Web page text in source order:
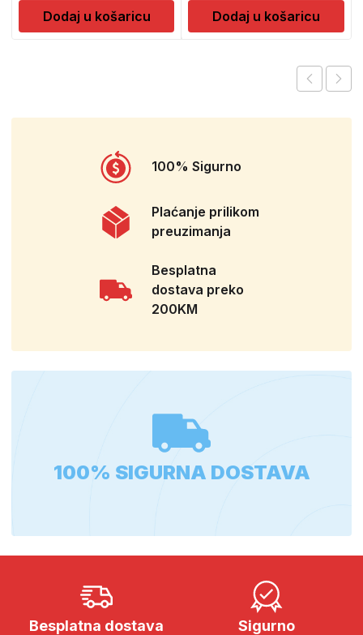
Dodaj u košaricu Dodaj u košaricu
100% Sigurno
Plaćanje prilikom
preuzimanja
Besplatna
dostava preko
200KM
100% SIGURNA DOSTAVA
Besplatna dostava Sigurno